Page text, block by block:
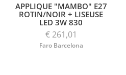
APPLIQUE "MAMBO" E27
ROTIN/NOIR + LISEUSE
LED 3W 830
€ 261,01
Faro Barcelona